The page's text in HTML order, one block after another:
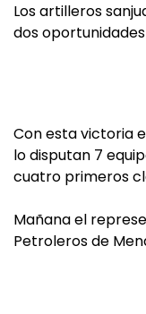
Los artilleros
dos
Con esta victoria
lo disputan 7
cuatro primeros
Mañana el
Petroleros de